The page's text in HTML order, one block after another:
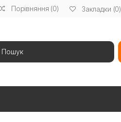
Порівняння (0) Закладки (0)